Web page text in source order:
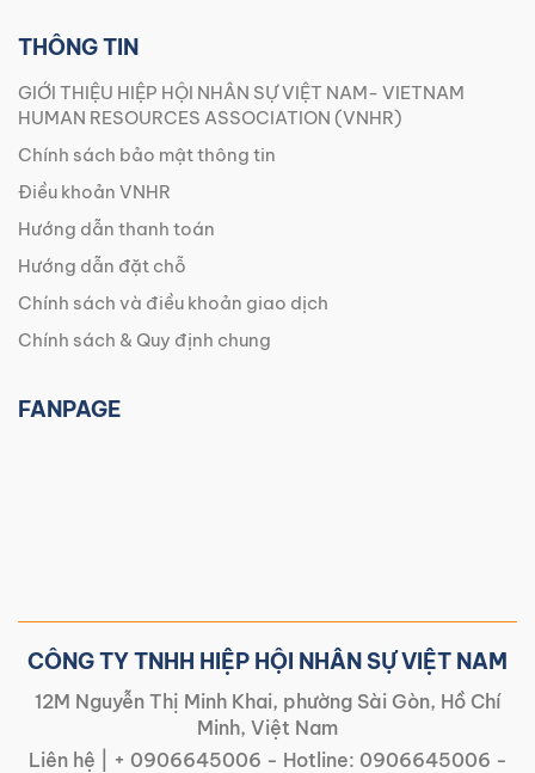
THÔNG TIN
GIỚI THIỆU HIỆP HỘI NHÂN SỰ VIỆT NAM- VIETNAM
HUMAN RESOURCES ASSOCIATION (VNHR)
Chính sách bảo mật thông tin
Điều khoản VNHR
Hướng dẫn thanh toán
Hướng dẫn đặt chỗ
Chính sách và điều khoản giao dịch
Chính sách & Quy định chung
FANPAGE
CÔNG TY TNHH HIỆP HỘI NHÂN SỰ VIỆT NAM
12M Nguyễn Thị Minh Khai, phường Sài Gòn, Hồ Chí
Minh, Việt Nam
Liên hệ |
+ 0906645006 - Hotline: 0906645006 -